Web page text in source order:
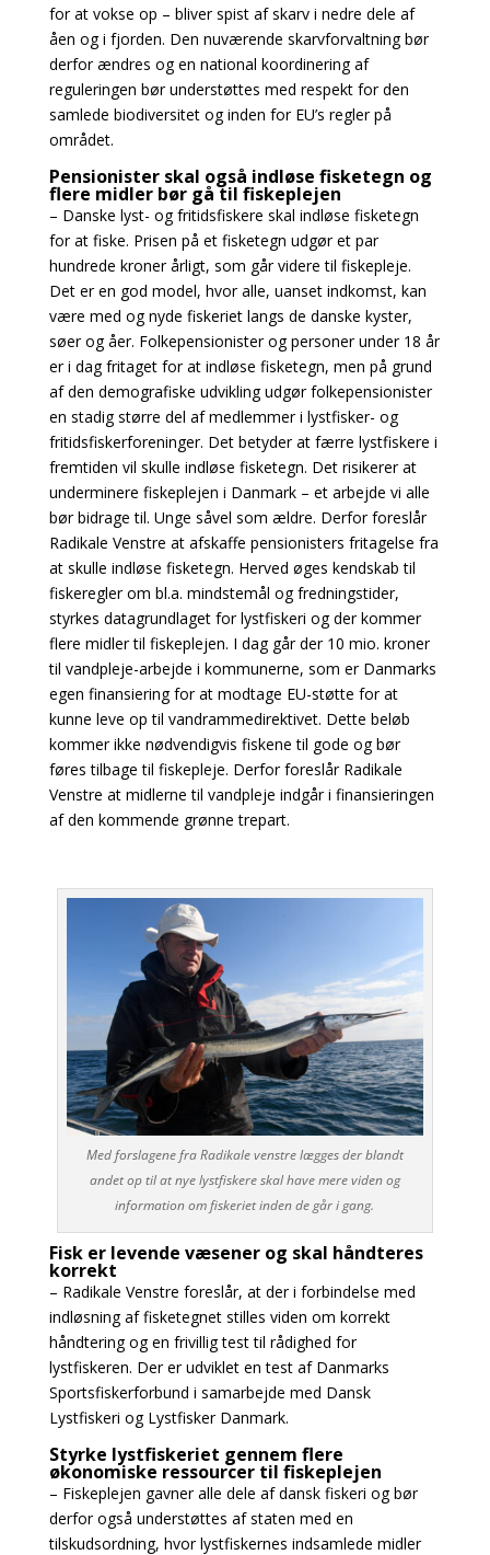
for at vokse op – bliver spist af skarv i nedre dele af
åen og i fjorden. Den nuværende skarvforvaltning bør
derfor ændres og en national koordinering af
reguleringen bør understøttes med respekt for den
samlede biodiversitet og inden for EU’s regler på
området.
Pensionister skal også indløse fisketegn og
flere midler bør gå til fiskeplejen
– Danske lyst- og fritidsfiskere skal indløse fisketegn
for at fiske. Prisen på et fisketegn udgør et par
hundrede kroner årligt, som går videre til fiskepleje.
Det er en god model, hvor alle, uanset indkomst, kan
være med og nyde fiskeriet langs de danske kyster,
søer og åer. Folkepensionister og personer under 18 år
er i dag fritaget for at indløse fisketegn, men på grund
af den demografiske udvikling udgør folkepensionister
en stadig større del af medlemmer i lystfisker- og
fritidsfiskerforeninger. Det betyder at færre lystfiskere i
fremtiden vil skulle indløse fisketegn. Det risikerer at
underminere fiskeplejen i Danmark – et arbejde vi alle
bør bidrage til. Unge såvel som ældre. Derfor foreslår
Radikale Venstre at afskaffe pensionisters fritagelse fra
at skulle indløse fisketegn. Herved øges kendskab til
fiskeregler om bl.a. mindstemål og fredningstider,
styrkes datagrundlaget for lystfiskeri og der kommer
flere midler til fiskeplejen. I dag går der 10 mio. kroner
til vandpleje-arbejde i kommunerne, som er Danmarks
egen finansiering for at modtage EU-støtte for at
kunne leve op til vandrammedirektivet. Dette beløb
kommer ikke nødvendigvis fiskene til gode og bør
føres tilbage til fiskepleje. Derfor foreslår Radikale
Venstre at midlerne til vandpleje indgår i finansieringen
af den kommende grønne trepart.
Med forslagene fra Radikale venstre lægges der blandt
andet op til at nye lystfiskere skal have mere viden og
information om fiskeriet inden de går i gang.
Fisk er levende væsener og skal håndteres
korrekt
– Radikale Venstre foreslår, at der i forbindelse med
indløsning af fisketegnet stilles viden om korrekt
håndtering og en frivillig test til rådighed for
lystfiskeren. Der er udviklet en test af Danmarks
Sportsfiskerforbund i samarbejde med Dansk
Lystfiskeri og Lystfisker Danmark.
Styrke lystfiskeriet gennem flere
økonomiske ressourcer til fiskeplejen
– Fiskeplejen gavner alle dele af dansk fiskeri og bør
derfor også understøttes af staten med en
tilskudsordning, hvor lystfiskernes indsamlede midler